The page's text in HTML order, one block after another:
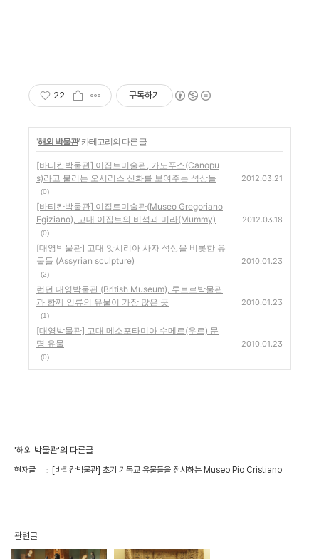
22 구독하기
'해외 박물관' 카테고리의 다른 글
[바티칸박물관] 이집트미술관, 카노푸스(Canopu
s)라고 불리는 오시리스 신화를 보여주는 석상들
(0)
2012.03.21
[바티칸박물관] 이집트미술관(Museo Gregoriano
Egiziano), 고대 이집트의 비석과 미라(Mummy)
(0)
2012.03.18
[대영박물관] 고대 앗시리아 사자 석상을 비롯한 유
물들 (Assyrian sculpture)
(2)
2010.01.23
런던 대영박물관 (British Museum), 루브르박물관
과 함께 인류의 유물이 가장 많은 곳
(1)
2010.01.23
[대영박물관] 고대 메소포타미아 수메르(우르) 문
명 유물
(0)
2010.01.23
'해외 박물관'의 다른글
현재글 [바티칸박물관] 초기 기독교 유물들을 전시하는 Museo Pio Cristiano
관련글